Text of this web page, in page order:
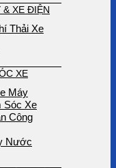
& XE ĐIỆN
Thải Xe
XE
Máy
Sóc Xe
Công
Nước